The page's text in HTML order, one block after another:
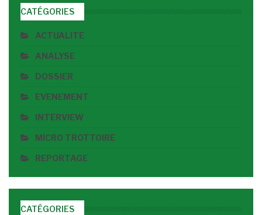
CATÉGORIES
ACTUALITE
ANALYSE
DOSSIER
EVENEMENT
INTERVIEW
MICRO TROTTOIRE
REPORTAGE
CATÉGORIES